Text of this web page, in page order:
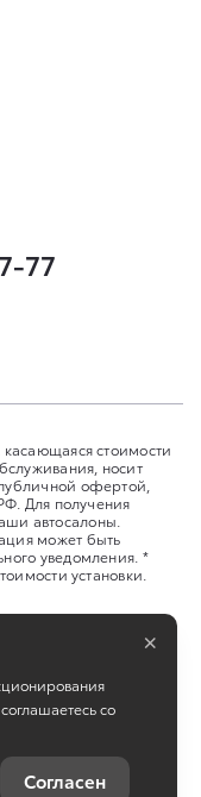
77
стоимости
носит
офертой,
Для получения
автосалоны.
может быть
уведомления. *
установки.
со
Согласен
×